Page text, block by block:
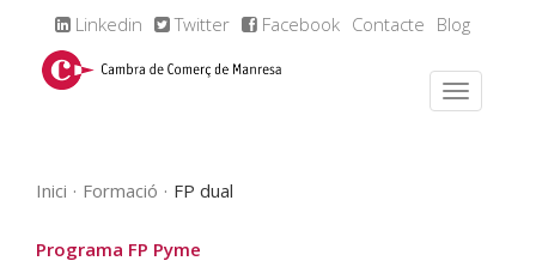
Linkedin Twitter Facebook Contacte Blog
Inici Formació FP dual
Programa FP Pyme